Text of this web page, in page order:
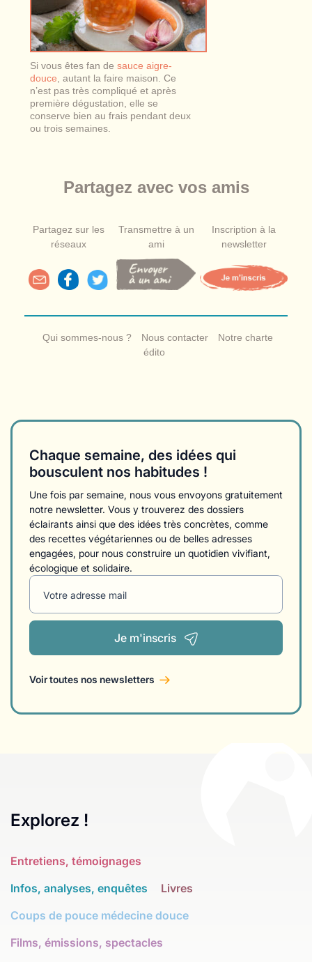
Si vous êtes fan desauce aigre-
douce , autant la faire maison. Ce
n’est pas très compliqué et après
première dégustation, elle se
conserve bien au frais pendant deux
ou trois semaines.
Partagez avec vos amis
Partagez sur les
réseaux
Transmettre à un
ami
Inscription à la
newsletter
Qui sommes-nous ? Nous contacter
Notre charte
édito
Chaque semaine, des idées qui
bousculent nos habitudes !
Une fois par semaine, nous vous envoyons gratuitement
notre newsletter. Vous y trouverez des dossiers
éclairants ainsi que des idées très concrètes, comme
des recettes végétariennes ou de belles adresses
engagées, pour nous construire un quotidien vivifiant,
écologique et solidaire.
Votre adresse mail
Je m'inscris
Voir toutes nos newsletters
Explorez !
Entretiens, témoignages
Infos, analyses, enquêtes
Livres
Coups de pouce médecine douce
Films, émissions, spectacles